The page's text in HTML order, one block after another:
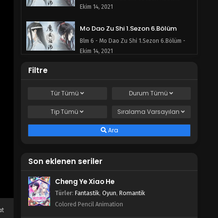
Ekim 14, 2021
Mo Dao Zu Shi 1.Sezon 6.Bölüm
Blm 6 - Mo Dao Zu Shi 1.Sezon 6.Bölüm -
Ekim 14, 2021
Ekim 14, 2021
Mo Dao Zu Shi 1.Sezon 4.Bölüm
Blm 4 - Mo Dao Zu Shi 1.Sezon 4.Bölüm -
Mo Dao Zu Shi 1.Sezon 3.Bölüm
Ekim 14, 2021
Mo Dao Zu Shi 1.Sezon 2.Bölüm
Filtre
TürTümü DurumTümü
TipTümü SıralamaVarsayılan
Ara
Son eklenen seriler
Cheng Ye Xiao He
Türler: Fantastik, Oyun, Romantik
Colored Pencil Animation